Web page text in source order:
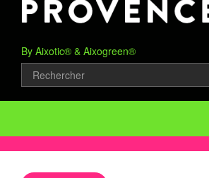
By Aixotic® & Aixogreen®